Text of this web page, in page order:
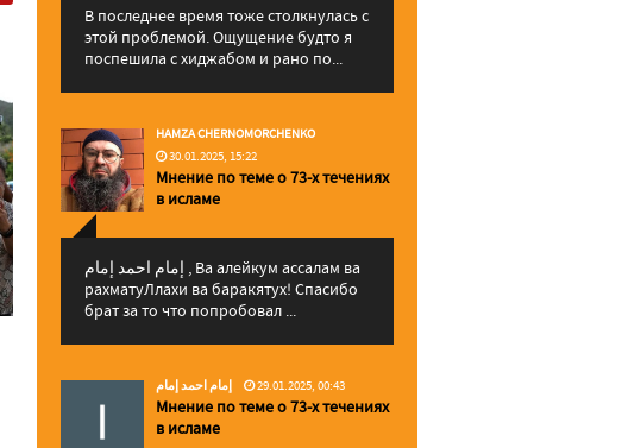
В последнее время тоже столкнулась с
этой проблемой. Ощущение будто я
поспешила с хиджабом и рано по...
HAMZA CHERNOMORCHENKO
30.01.2025, 15:22
Мнение по теме о 73-х течениях
в исламе
إمام احمد إمام , Ва алейкум ассалам ва
рахматуЛлахи ва баракятух! Спасибо
брат за то что попробовал ...
إمام احمد إمام 29.01.2025, 00:43
Мнение по теме о 73-х течениях
в исламе